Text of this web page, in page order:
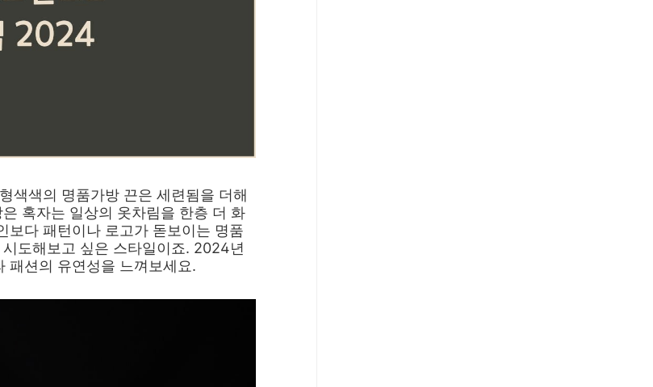
색색의 명품가방 끈은 세련됨을 더해
혹자는 일상의 옷차림을 한층 더 화
보다 패턴이나 로고가 돋보이는 명품
도해보고 싶은 스타일이죠. 2024년
패션의 유연성을 느껴보세요.